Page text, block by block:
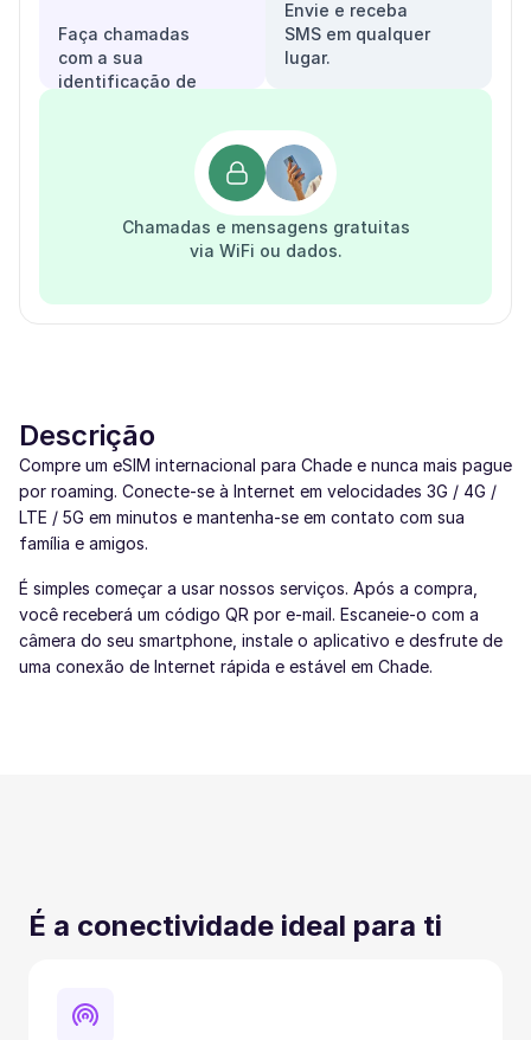
Faça chamadas
com a sua
identificação de
Envie e receba
SMS em qualquer
lugar.
Chamadas e mensagens gratuitas
via WiFi ou dados.
Descrição
Compre um eSIM internacional para Chade e nunca mais pague
por roaming. Conecte-se à Internet em velocidades 3G / 4G /
LTE / 5G em minutos e mantenha-se em contato com sua
família e amigos.
É simples começar a usar nossos serviços. Após a compra,
você receberá um código QR por e-mail. Escaneie-o com a
câmera do seu smartphone, instale o aplicativo e desfrute de
uma conexão de Internet rápida e estável em Chade.
É a conectividade ideal para ti